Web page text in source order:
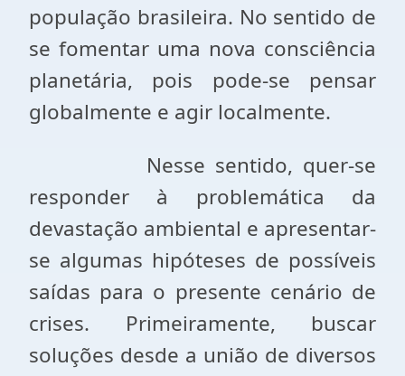
população brasileira. No sentido de
se fomentar uma nova consciência
planetária, pois pode-se pensar
globalmente e agir localmente.
Nesse sentido, quer-se
responder à problemática da
devastação ambiental e apresentar-
se algumas hipóteses de possíveis
saídas para o presente cenário de
crises. Primeiramente, buscar
soluções desde a união de diversos